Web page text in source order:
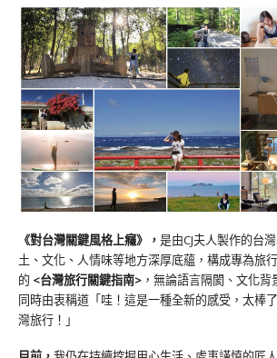
《對台灣關鍵風格上癮》 ， 是由CJ夫人製作的台
土、文化、人情味等地方深厚底蘊，構成專為旅
的 <台灣旅行關鍵指南> ，無論語言隔閡、文化背
同時由衷稱道「哇！這是一種全新的感受，太棒
灣旅行！」